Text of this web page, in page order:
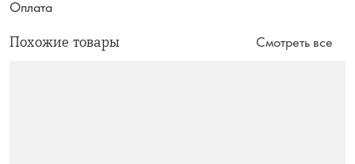
Оплата
Похожие товары Смотреть все